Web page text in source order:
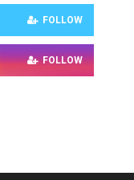
FOLLOW
FOLLOW